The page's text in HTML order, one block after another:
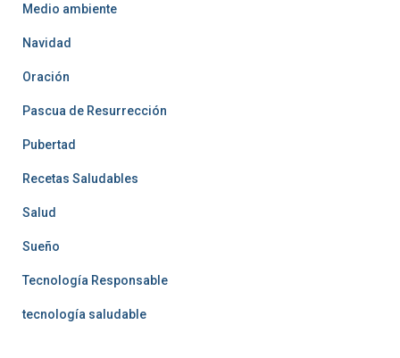
Medio ambiente
Navidad
Oración
Pascua de Resurrección
Pubertad
Recetas Saludables
Salud
Sueño
Tecnología Responsable
tecnología saludable